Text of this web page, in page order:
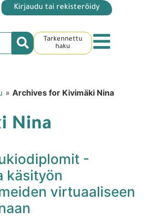
Kirjaudu tai rekisteröidy
Tarkennettu
haku
» Archives for Kivimäki Nina
Nina
-
käsityön
virtuaaliseen